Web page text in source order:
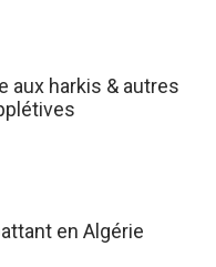
aux harkis & autres
en Algérie